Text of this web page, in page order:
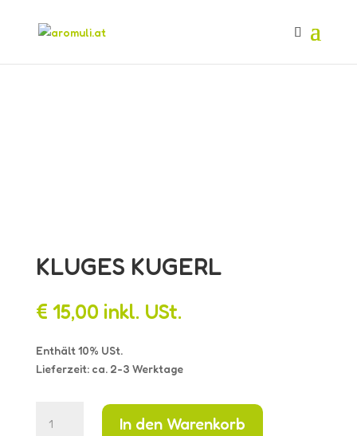
KLUGES KUGERL
€ 15,00 inkl. USt.
Enthält 10% USt.
Lieferzeit: ca. 2-3 Werktage
KUGERL
In den Warenkorb